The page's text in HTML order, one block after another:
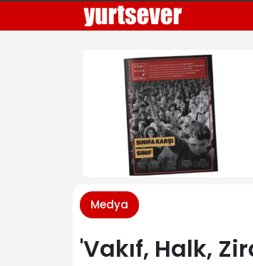
Medya
'Vakıf, Halk,